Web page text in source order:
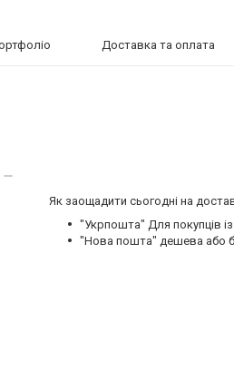
Доставка та оплата
Як заощадити сьогодні на
"Укрпошта" Для покупців
"Нова пошта" дешева або